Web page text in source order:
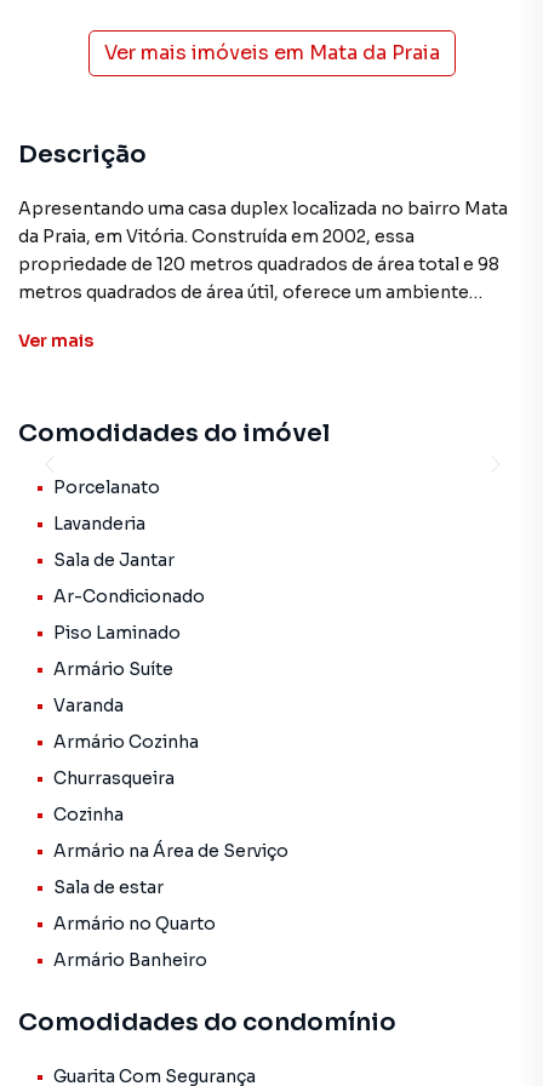
Ver mais imóveis em Mata da Praia
Descrição
Apresentando uma casa duplex localizada no bairro Mata
da Praia, em Vitória. Construída em 2002, essa
propriedade de 120 metros quadrados de área total e 98
metros quadrados de área útil, oferece um ambiente
quartos, sendo um suíte, esta casa duplex possui uma sala
piso de porcelanato, ar-condicionado, piso laminado e
diversos armários embutidos, proporcionando conforto e
churrasqueira ampliam as possibilidades de lazer e
entretenimento.
casa se localiza, oferece segurança adicional com sua
guarita e portão eletrônico, garantindo tranquilidade aos
moradores. A propriedade, atualmente ocupada pelo
proprietário, está disponível para venda mobiliada,
permitindo uma rápida mudança.
Não perca a oportunidade de conhecer essa casa duplex
em Mata da Praia, Vitória. Com sua localização privilegiada,
atraente para quem busca uma moradia confortável e
prática. Agende uma visita e descubra todas as
Casa para Venda em região valorizada do bairro Mata da
Ver mais
Comodidades do imóvel
Porcelanato
Lavanderia
Sala de Jantar
Ar-Condicionado
Piso Laminado
Armário Suíte
Varanda
Armário Cozinha
Churrasqueira
Cozinha
Armário na Área de Serviço
Sala de estar
Armário no Quarto
Armário Banheiro
Comodidades do condomínio
Guarita Com Segurança